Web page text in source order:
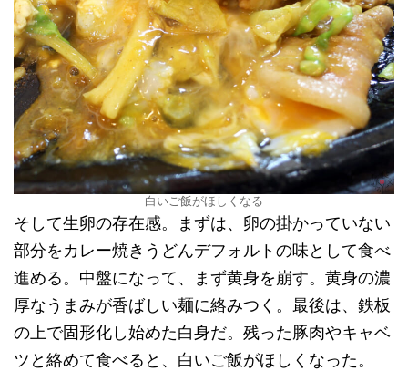
白いご飯がほしくなる
そして生卵の存在感。まずは、卵の掛かっていない
部分をカレー焼きうどんデフォルトの味として食べ
進める。中盤になって、まず黄身を崩す。黄身の濃
厚なうまみが香ばしい麺に絡みつく。最後は、鉄板
の上で固形化し始めた白身だ。残った豚肉やキャベ
ツと絡めて食べると、白いご飯がほしくなった。